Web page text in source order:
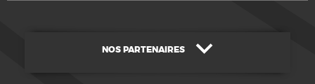
NOS PARTENAIRES